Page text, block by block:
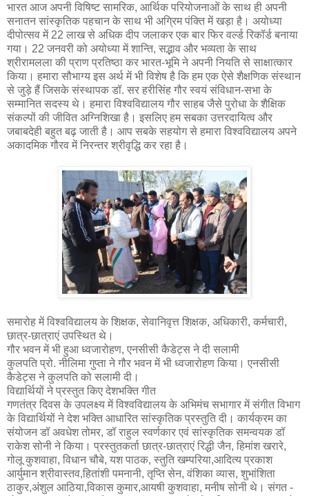
भारत आज अपनी विषिष्ट सामरिक, आर्थिक परियोजनाओं के साथ ही अपनी
सनातन सांस्कृतिक पहचान के साथ भी अग्रिम पंक्ति में खड़ा है। अयोध्या
दीपोत्सव में 22 लाख से अधिक दीप जलाकर एक बार फिर वर्ल्ड रिकॉर्ड बनाया
गया। 22 जनवरी को अयोध्या में शान्ति, सद्भाव और भव्यता के साथ
श्रीरामलला की प्राण प्रतिष्ठा कर भारत-भूमि ने अपनी नियति से साक्षात्कार
किया। हमारा सौभाग्य इस अर्थ में भी विशेष है कि हम एक ऐसे शैक्षणिक संस्थान
से जुड़े हैं जिसके संस्थापक डॉ. सर हरीसिंह गौर स्वयं संविधान-सभा के
सम्मानित सदस्य थे। हमारा विश्वविद्यालय गौर साहब जैसे पुरोधा के शैक्षिक
संकल्पों की जीवित अग्निशिखा है। इसलिए हम सबका उत्तरदायित्व और
जबाबदेही बहुत बढ़ जाती है। आप सबके सहयोग से हमारा विश्वविद्यालय अपने
अकादमिक गौरव में निरन्तर श्रीवृद्धि कर रहा है।
समारोह में विश्वविद्यालय के शिक्षक, सेवानिवृत्त शिक्षक, अधिकारी, कर्मचारी,
छात्र-छात्राएं उपस्थित थे।
गौर भवन में भी हुआ ध्वजारोहण, एनसीसी कैडेट्स ने दी सलामी
कुलपति प्रो. नीलिमा गुप्ता ने गौर भवन में भी ध्वजारोहण किया। एनसीसी
कैडेट्स ने कुलपति को सलामी दी।
विद्यार्थियों ने प्रस्तुत किए देशभक्ति गीत
गणतंत्र दिवस के उपलक्ष्य में विश्वविद्यालय के अभिमंच सभागार में संगीत विभाग
के विद्यार्थियों ने देश भक्ति आधारित सांस्कृतिक प्रस्तुति दी। कार्यक्रम का
संयोजन डॉ अवधेश तोमर, डॉ राहुल स्वर्णकार एवं सांस्कृतिक समन्वयक डॉ
राकेश सोनी ने किया। प्रस्तुतकर्ता छात्र-छात्राएं रिद्धी जैन, हिमांश खरारे,
गोलू कुशवाहा, विधान चौबे, यश पाठक, स्तुति खम्परिया,आदित्य प्रकाश
आर्युमान श्रीवास्तव,हितांशी पमनानी, तृप्ति सेन, वंशिका व्यास, शुभांशिता
ठाकुर,अंशुल आठिया,विकास कुमार,आयषी कुशवाहा, मनीष सोनी थे। संगत -